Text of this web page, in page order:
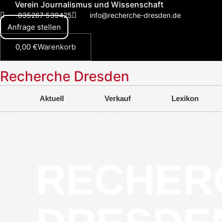
Inhalt
springen
Verein Journalismus und Wissenschaft
035267 539425 info@recherche-dresden.de
Anfrage stellen
0,00 €Warenkorb
Recherche Dresden
Aktuell Verkauf Lexikon